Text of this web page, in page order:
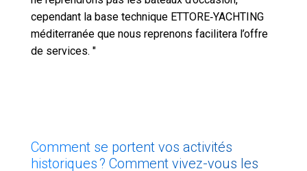
cependant la base technique ETTORE‐YACHTING
méditerranée que nous reprenons facilitera l’offre
de services. "
Comment se portent vos activités
historiques ? Comment vivez-vous les